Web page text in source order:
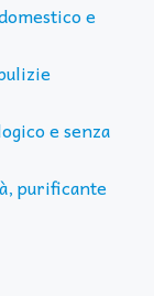
e
e senza
purificante